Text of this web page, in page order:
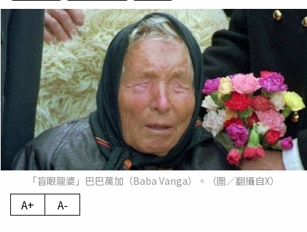
「盲眼龍婆」巴巴萬加（Baba Vanga）。（圖／翻攝自X）
A+ A-